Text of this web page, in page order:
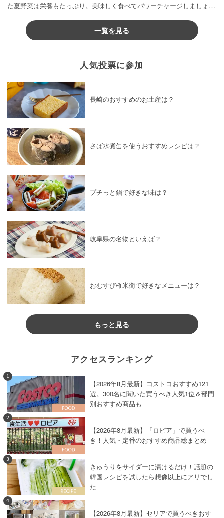
た夏野菜は栄養もたっぷり。美味しく食べてパワーチャージしましょう
一覧を見る
人気投票に参加
長崎のおすすめのお土産は？
さば水煮缶を使うおすすめレシピは？
プチっと鍋で好きな味は？
岐阜県の名物といえば？
おむすび権米衛で好きなメニューは？
もっと見る
アクセスランキング
1
【2026年8月最新】コストコおすすめ121
選。300名に聞いた買うべき人気1位＆部門
別おすすめ商品も
2
【2026年8月最新】「ロピア」で買うべ
き！人気・定番のおすすめ商品総まとめ
3
きゅうりをサイダーに漬けるだけ！話題の
韓国レシピを試したら想像以上にアリでし
た
4
【2026年8月最新】セリアで買うべきおす